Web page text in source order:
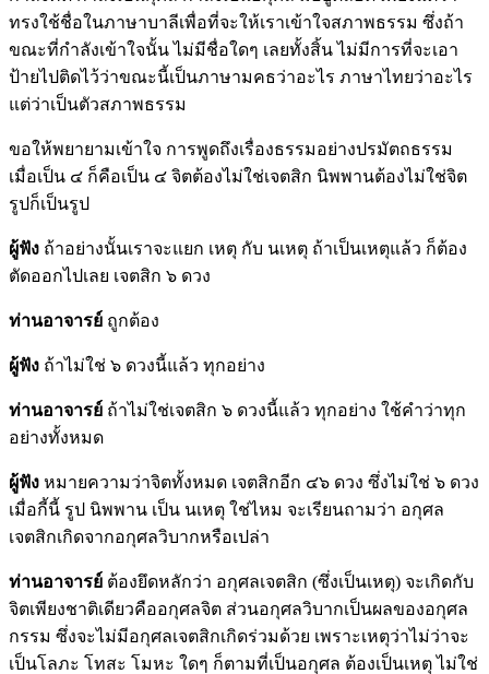
ทรงใช้ชื่อในภาษาบาลีเพื่อที่จะให้เราเข้าใจสภาพธรรม ซึ่งถ้า
ขณะที่กำลังเข้าใจนั้น ไม่มีชื่อใดๆ เลยทั้งสิ้น ไม่มีการที่จะเอา
ป้ายไปติดไว้ว่าขณะนี้เป็นภาษามคธว่าอะไร ภาษาไทยว่าอะไร
แต่ว่าเป็นตัวสภาพธรรม
ขอให้พยายามเข้าใจ การพูดถึงเรื่องธรรมอย่างปรมัตถธรรม
เมื่อเป็น ๔ ก็คือเป็น ๔ จิตต้องไม่ใช่เจตสิก นิพพานต้องไม่ใช่จิต
รูปก็เป็นรูป
ผู้ฟัง ถ้าอย่างนั้นเราจะแยก เหตุ กับ นเหตุ ถ้าเป็นเหตุแล้ว ก็ต้อง
ตัดออกไปเลย เจตสิก ๖ ดวง
ท่านอาจารย์ ถูกต้อง
ผู้ฟัง ถ้าไม่ใช่ ๖ ดวงนี้แล้ว ทุกอย่าง
ท่านอาจารย์ ถ้าไม่ใช่เจตสิก ๖ ดวงนี้แล้ว ทุกอย่าง ใช้คำว่าทุก
อย่างทั้งหมด
ผู้ฟัง หมายความว่าจิตทั้งหมด เจตสิกอีก ๔๖ ดวง ซึ่งไม่ใช่ ๖ ดวง
เมื่อกี้นี้ รูป นิพพาน เป็น นเหตุ ใช่ไหม จะเรียนถามว่า อกุศล
เจตสิกเกิดจากอกุศลวิบากหรือเปล่า
ท่านอาจารย์ ต้องยึดหลักว่า อกุศลเจตสิก (ซึ่งเป็นเหตุ) จะเกิดกับ
จิตเพียงชาติเดียวคืออกุศลจิต ส่วนอกุศลวิบากเป็นผลของอกุศล
กรรม ซึ่งจะไม่มีอกุศลเจตสิกเกิดร่วมด้วย เพราะเหตุว่าไม่ว่าจะ
เป็นโลภะ โทสะ โมหะ ใดๆ ก็ตามที่เป็นอกุศล ต้องเป็นเหตุ ไม่ใช่